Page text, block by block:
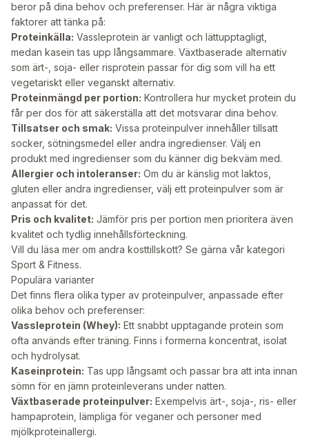
beror på dina behov och preferenser. Här är några viktiga
faktorer att tänka på:
Proteinkälla: Vassleprotein är vanligt och lättupptagligt,
medan kasein tas upp långsammare. Växtbaserade alternativ
som ärt-, soja- eller risprotein passar för dig som vill ha ett
vegetariskt eller veganskt alternativ.
Proteinmängd per portion: Kontrollera hur mycket protein du
får per dos för att säkerställa att det motsvarar dina behov.
Tillsatser och smak: Vissa proteinpulver innehåller tillsatt
socker, sötningsmedel eller andra ingredienser. Välj en
produkt med ingredienser som du känner dig bekväm med.
Allergier och intoleranser: Om du är känslig mot laktos,
gluten eller andra ingredienser, välj ett proteinpulver som är
anpassat för det.
Pris och kvalitet: Jämför pris per portion men prioritera även
kvalitet och tydlig innehållsförteckning.
Vill du läsa mer om andra kosttillskott? Se gärna vår kategori
Sport & Fitness.
Populära varianter
Det finns flera olika typer av proteinpulver, anpassade efter
olika behov och preferenser:
Vassleprotein (Whey): Ett snabbt upptagande protein som
ofta används efter träning. Finns i formerna koncentrat, isolat
och hydrolysat.
Kaseinprotein: Tas upp långsamt och passar bra att inta innan
sömn för en jämn proteinleverans under natten.
Växtbaserade proteinpulver: Exempelvis ärt-, soja-, ris- eller
hampaprotein, lämpliga för veganer och personer med
mjölkproteinallergi.